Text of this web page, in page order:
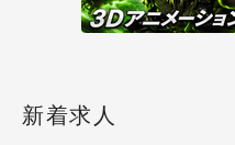
新着求人